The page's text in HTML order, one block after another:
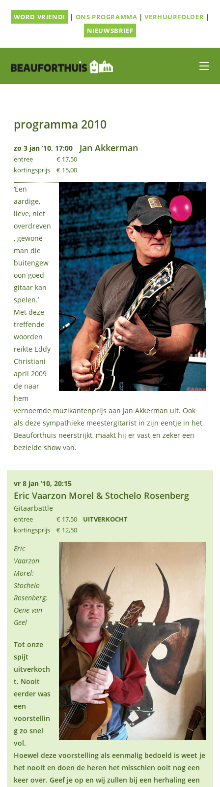
naarWORD VRIEND! | ONS PROGRAMMA |VERHUURFOLDER |
NIEUWSBRIEF
programma 2010
zo 3 jan ’10, 17:00 Jan Akkerman
entree
kortingsprijs
€ 17,50
€ 15,00
‘Een
aardige,
lieve, niet
overdreven
, gewone
man die
buitengew
oon goed
gitaar kan
spelen.’
Met deze
treffende
woorden
reikte Eddy
Christiani
april 2009
de naar
hem
vernoemde muzikantenprijs aan Jan Akkerman uit. Ook
als deze sympathieke meestergitarist in zijn eentje in het
Beauforthuis neerstrijkt, maakt hij er vast en zeker een
bezielde show van.
vr 8 jan ’10, 20:15
Eric Vaarzon Morel & Stochelo Rosenberg
Gitaarbattle
entree
kortingsprijs
€ 17,50
€ 12,50
UITVERKOCHT
Eric
Vaarzon
Morel;
Stochelo
Rosenberg;
Oene van
Geel
Tot onze
spijt
uitverkoch
t. Nooit
eerder was
een
voorstellin
g zo snel
vol.
Hoewel deze voorstelling als eenmalig bedoeld is weet je
het nooit en doen de heren het misschien ooit nog een
keer over. Geef je op en wij zullen bij een herhaling een